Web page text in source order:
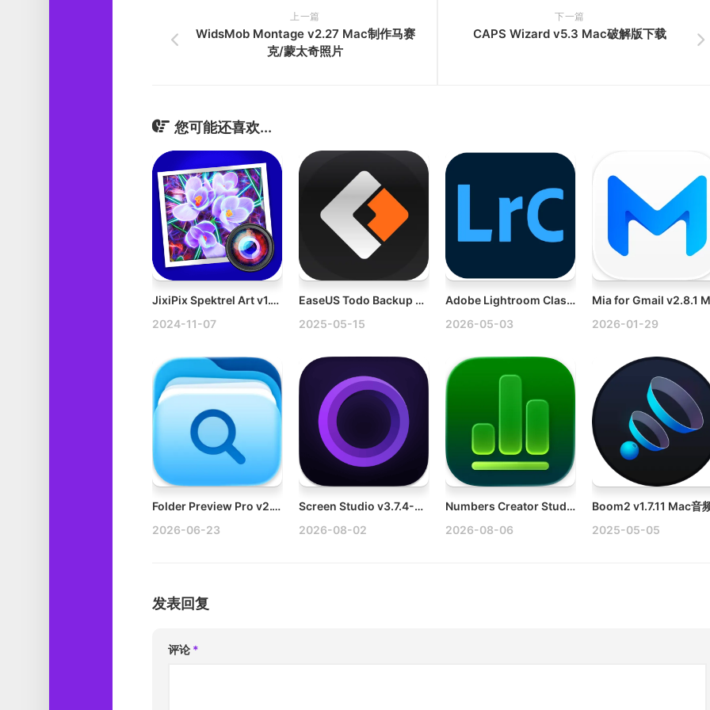
下一篇
CAPS Wizard v5.3 Mac破解版下载
上一篇
WidsMob Montage v2.27 Mac制作马赛
克/蒙太奇照片
您可能还喜欢...
JixiPix Spektrel Art v1.1.20 Mac图片锐化工具
2024-11-07
EaseUS Todo Backup v3.7.1 Mac数据备份/恢复软件破解版
2025-05-15
Adobe Lightroom Classic 2026 v15.3.0 Win多语言破解版
2026-05-03
2026-01-29
Folder Preview Pro v2.11.1 Mac文件增强功能破解版
2026-06-23
Screen Studio v3.7.4-4557 Mac屏幕录制软件破解版
2026-08-02
Numbers Creator Studio v15.3.1 Mac电子表格应用破解版
2026-08-06
2025-05-05
发表回复
评论 *